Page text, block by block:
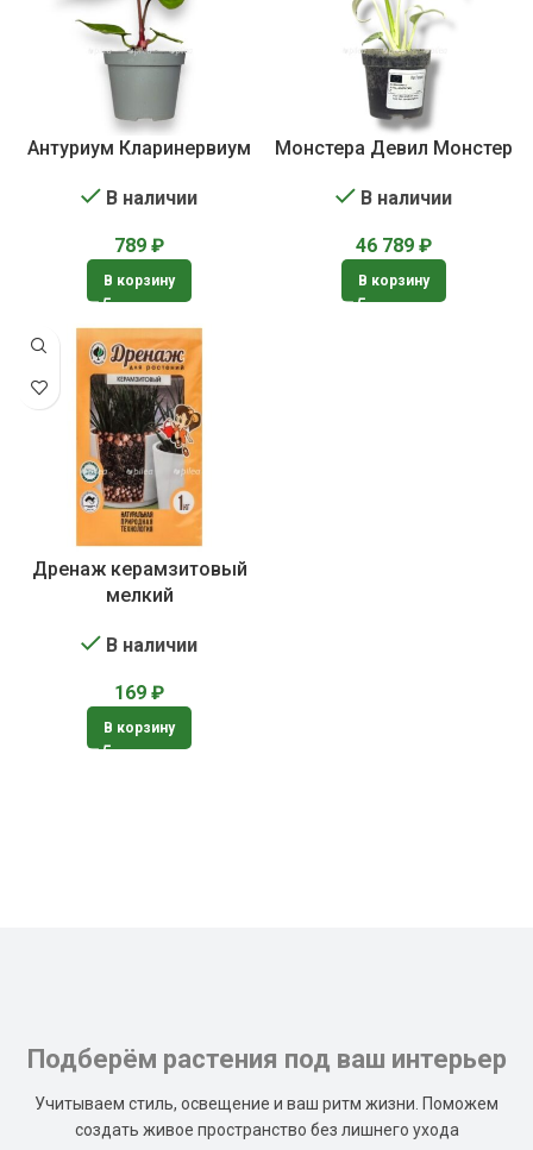
Антуриум Кларинервиум
В наличии
789 ₽
В корзину
Монстера Девил Монстер
В наличии
46 789 ₽
В корзину
Дренаж керамзитовый
мелкий
В наличии
169 ₽
В корзину
Подберём растения под ваш интерьер
Учитываем стиль, освещение и ваш ритм жизни. Поможем
создать живое пространство без лишнего ухода